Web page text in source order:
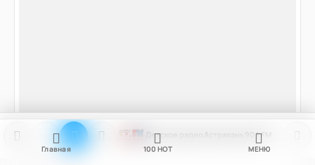
Главная 100 НОТ МЕНЮ
Детское радио Астрахань 90.1 FM